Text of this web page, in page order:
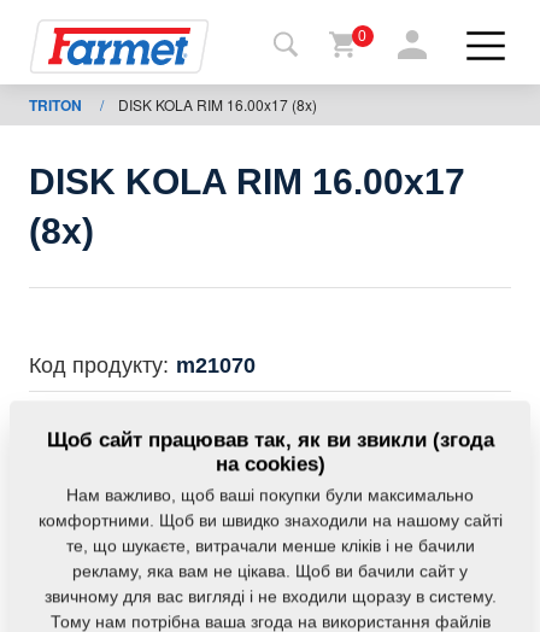
Назад
на
Farmet
0
TRITON / DISK KOLA RIM 16.00x17 (8x)
DISK KOLA RIM 16.00x17
(8x)
Код продукту: m21070
наступного обладнання:
TRITON
Маса: 29,0000 Кг
Щоб сайт працював так, як ви звикли (згода
на cookies)
Нам важливо, щоб ваші покупки були максимально
комфортними. Щоб ви швидко знаходили на нашому сайті
те, що шукаєте, витрачали менше кліків і не бачили
рекламу, яка вам не цікава. Щоб ви бачили сайт у
звичному для вас вигляді і не входили щоразу в систему.
Тому нам потрібна ваша згода на використання файлів